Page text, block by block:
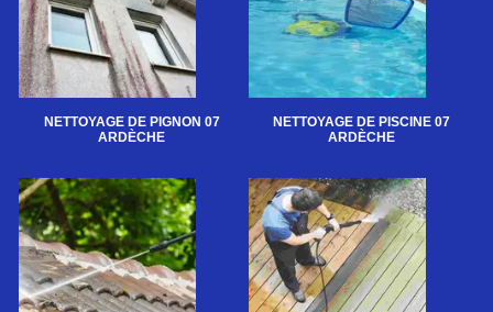
NETTOYAGE DE PIGNON 07
ARDÈCHE
NETTOYAGE DE PISCINE 07
ARDÈCHE